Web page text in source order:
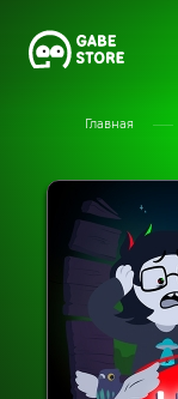
Главная